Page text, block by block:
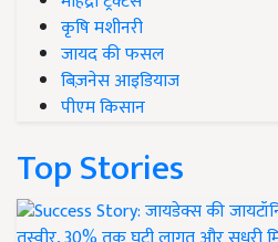
कृषि मशीनरी
जायद की फसल
बिज़नेस आइडियाज
पीएम किसान
Top Stories